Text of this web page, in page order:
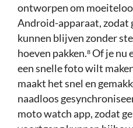
ontworpen om
Android-apparaat, zodat
kunnen blijven zonder
hoeven pakken.⁸ Of je
een snelle foto wilt
maakt het snel en
naadloos
moto watch app, zodat